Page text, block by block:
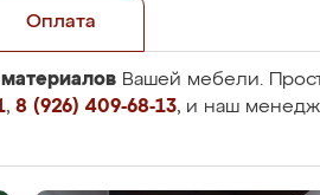
Оплата
Вашей мебели.
, 8 (926) 409-68-13, и наш